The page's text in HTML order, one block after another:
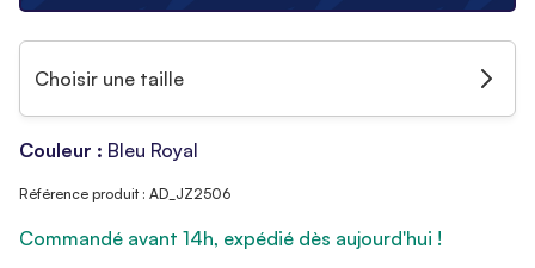
Choisir une taille
Couleur : Bleu Royal
Référence produit : AD_JZ2506
Commandé avant 14h, expédié dès aujourd'hui !